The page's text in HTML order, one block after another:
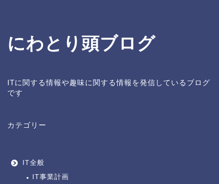
にわとり頭ブログ
ITに関する情報や趣味に関する情報を発信しているブログ
です
カテゴリー
IT全般
IT事業計画